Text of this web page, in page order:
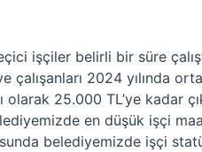
işçiler belirli bir süre
2024 yılında
25.000 TL’ye kadar
en düşük işçi
belediyemizde işçi